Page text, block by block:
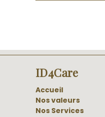
ID4Care
Accueil
Nos valeurs
Nos Services